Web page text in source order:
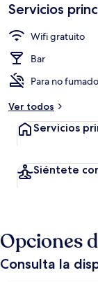
Servicios
Wifi gratuito
Bar
Para no
Ver todos
Servicios
Siéntete
Opciones
Consulta la